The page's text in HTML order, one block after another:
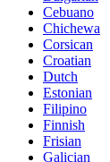
Cebuano
Chichewa
Corsican
Croatian
Dutch
Estonian
Filipino
Finnish
Frisian
Galician